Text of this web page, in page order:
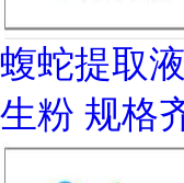
蝮蛇提取
生粉 规格